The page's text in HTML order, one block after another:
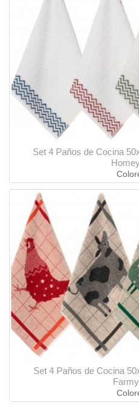
Set 4 Paños de Cocina
Set 4 Paños de Cocina